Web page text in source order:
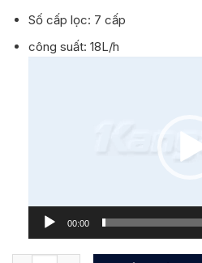
Số cấp lọc: 7 cấp
công suất: 18L/h
00:00